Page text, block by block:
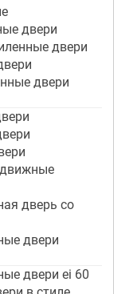
двери
двери
двери
дверь со
двери
двери ei 60